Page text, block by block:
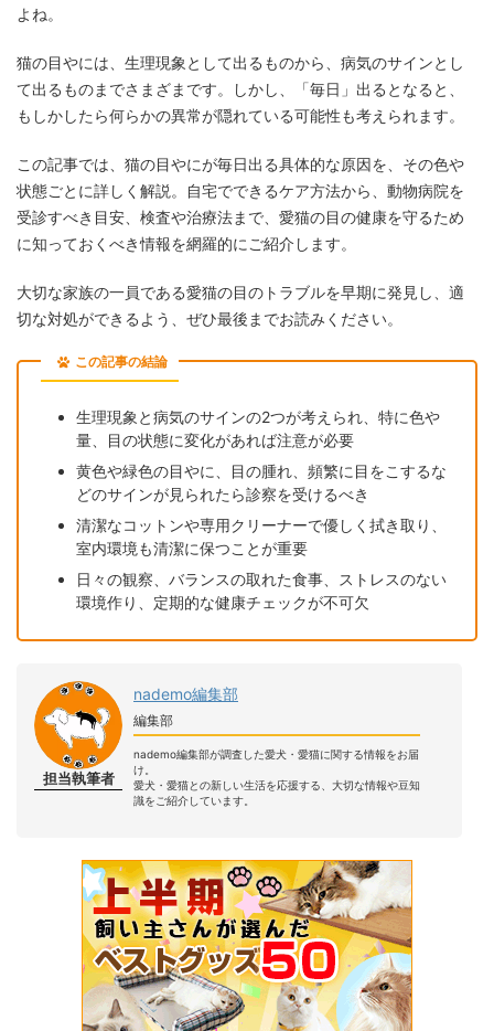
よね。
猫の目やには、生理現象として出るものから、病気のサインとし
て出るものまでさまざまです。しかし、「毎日」出るとなると、
もしかしたら何らかの異常が隠れている可能性も考えられます。
この記事では、猫の目やにが毎日出る具体的な原因を、その色や
状態ごとに詳しく解説。自宅でできるケア方法から、動物病院を
受診すべき目安、検査や治療法まで、愛猫の目の健康を守るため
に知っておくべき情報を網羅的にご紹介します。
大切な家族の一員である愛猫の目のトラブルを早期に発見し、適
切な対処ができるよう、ぜひ最後までお読みください。
この記事の結論
生理現象と病気のサインの2つが考えられ、特に色や
量、目の状態に変化があれば注意が必要
黄色や緑色の目やに、目の腫れ、頻繁に目をこするな
どのサインが見られたら診察を受けるべき
清潔なコットンや専用クリーナーで優しく拭き取り、
室内環境も清潔に保つことが重要
日々の観察、バランスの取れた食事、ストレスのない
環境作り、定期的な健康チェックが不可欠
担当執筆者
nademo編集部
編集部
nademo編集部が調査した愛犬・愛猫に関する情報をお届
け。
愛犬・愛猫との新しい生活を応援する、大切な情報や豆知
識をご紹介しています。